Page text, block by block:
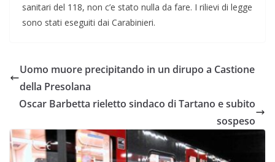
sanitari del 118, non c’e stato nulla da fare. I rilievi di legge
sono stati eseguiti dai Carabinieri.
Uomo muore precipitando in un dirupo a Castione
della Presolana
Oscar Barbetta rieletto sindaco di Tartano e subito
sospeso